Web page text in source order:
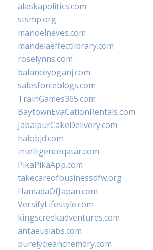
alaskapolitics.com
stsmp.org
manoelneves.com
mandelaeffectlibrary.com
roselynns.com
balanceyoganj.com
salesforceblogs.com
TrainGames365.com
BaytownEvaCationRentals.com
JabalpurCakeDelivery.com
halobjd.com
intelligenceqatar.com
PikaPikaApp.com
takecareofbusinessdfw.org
HamadaOfJapan.com
VersifyLifestyle.com
kingscreekadventures.com
antaeuslabs.com
purelycleanchemdry.com